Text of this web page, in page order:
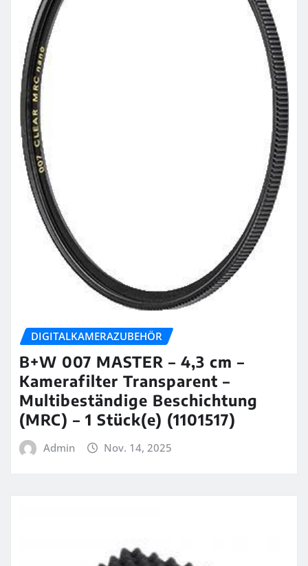
DIGITALKAMERAZUBEHÖR
B+W 007 MASTER – 4,3 cm –
Kamerafilter Transparent –
Multibeständige Beschichtung
(MRC) – 1 Stück(e) (1101517)
Admin Nov. 14, 2025